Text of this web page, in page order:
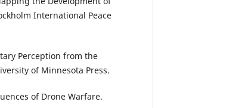
International Peace
Perception from the
of Minnesota Press.
of Drone Warfare.